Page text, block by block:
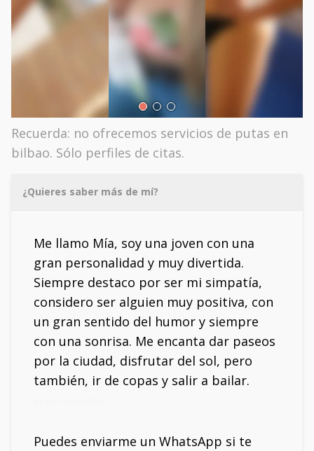
Recuerda: no ofrecemos servicios de putas en
bilbao. Sólo perfiles de citas.
¿Quieres saber más de mí?
Me llamo Mía, soy una joven con una
gran personalidad y muy divertida.
Siempre destaco por ser mi simpatía,
considero ser alguien muy positiva, con
un gran sentido del humor y siempre
con una sonrisa. Me encanta dar paseos
por la ciudad, disfrutar del sol, pero
también, ir de copas y salir a bailar.
Puedes enviarme un WhatsApp si te